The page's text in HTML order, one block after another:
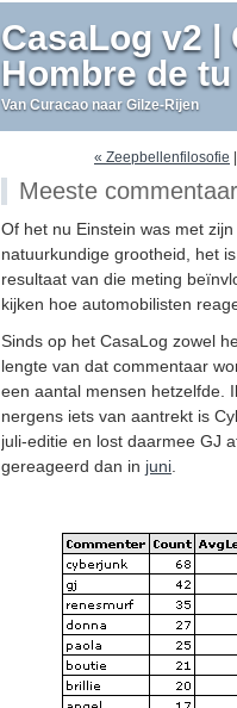
CasaLog v2 |
Hombre de tu
Van Curacao naar Gilze-Rijen
« Zeepbellenfilosofie
Meeste
Of het nu Einstein was met
natuurkundige grootheid, het
resultaat van die meting
kijken hoe automobilisten
Sinds op het CasaLog zowel
lengte van dat commentaar
een aantal mensen hetzelfde.
nergens iets van aantrekt is
juli-editie en lost daarmee GJ
gereageerd dan in juni